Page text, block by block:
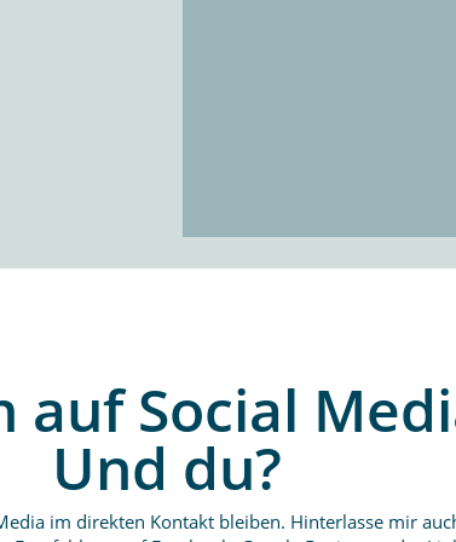
auf Social
Und du?
im direkten Kontakt bleiben. Hinterlasse mir